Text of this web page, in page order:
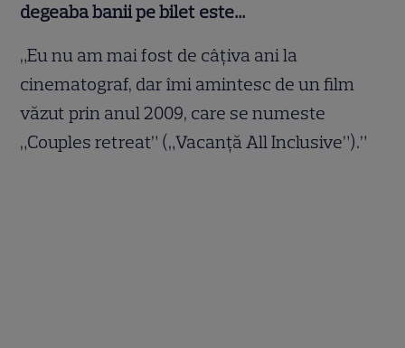
degeaba banii pe bilet este…
„Eu nu am mai fost de câţiva ani la
cinematograf, dar îmi amintesc de un film
văzut prin anul 2009, care se numeste
„Couples retreat” („Vacanţă All Inclusive”).”